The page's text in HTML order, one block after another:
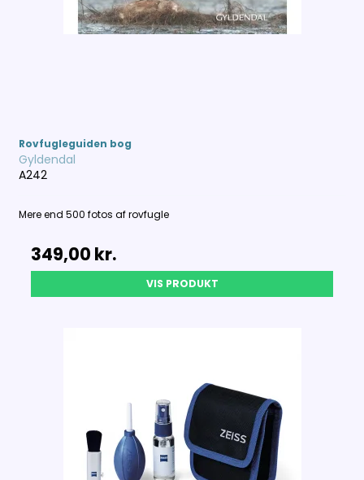
Rovfugleguiden bog
Gyldendal
A242
Mere end 500 fotos af rovfugle
349,00 kr.
VIS PRODUKT